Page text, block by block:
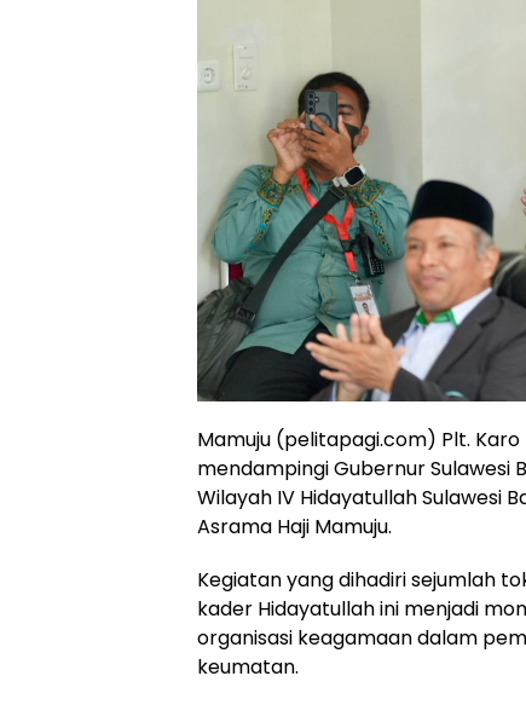
Mamuju (pelitapagi.com) Plt. Karo
mendampingi Gubernur Sulawesi
Wilayah IV Hidayatullah Sulawesi
Asrama Haji Mamuju.
Kegiatan yang dihadiri sejumlah
kader Hidayatullah ini menjadi
organisasi keagamaan dalam
keumatan.